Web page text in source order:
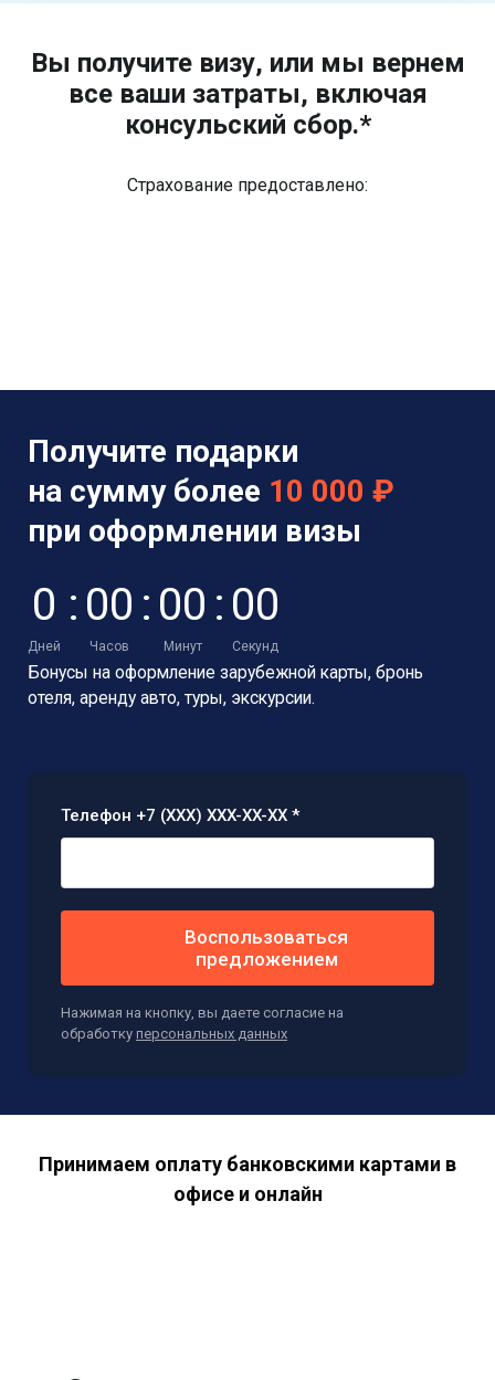
Вы получите визу, или мы вернем
все ваши затраты, включая
консульский сбор.*
Страхование предоставлено:
Получите подарки
на сумму более 10 000 ₽
при оформлении визы
0
Дней
: 00
Часов
: 00
Минут
: 00
Секунд
Бонусы на оформление зарубежной карты, бронь
отеля, аренду авто, туры, экскурсии.
Телефон +7 (XXX) XXX-XX-XX *
Воспользоваться
предложением
Нажимая на кнопку, вы даете согласие на
обработку персональных данных
Принимаем оплату банковскими картами в
офисе и онлайн